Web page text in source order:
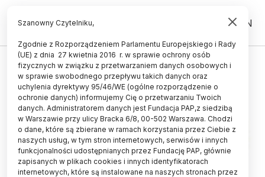
PL EN
OBRAZ
Szanowny Czytelniku,
Zgodnie z Rozporządzeniem Parlamentu Europejskiego i Rady
(UE) z dnia 27 kwietnia 2016 r. w sprawie ochrony osób
fizycznych w związku z przetwarzaniem danych osobowych i
w sprawie swobodnego przepływu takich danych oraz
uchylenia dyrektywy 95/46/WE (ogólne rozporządzenie o
ochronie danych) informujemy Cię o przetwarzaniu Twoich
danych. Administratorem danych jest Fundacja PAP,z siedzibą
w Warszawie przy ulicy Bracka 6/8, 00-502 Warszawa. Chodzi
o dane, które są zbierane w ramach korzystania przez Ciebie z
naszych usług, w tym stron internetowych, serwisów i innych
funkcjonalności udostępnianych przez Fundację PAP, głównie
zapisanych w plikach cookies i innych identyfikatorach
internetowych, które są instalowane na naszych stronach przez